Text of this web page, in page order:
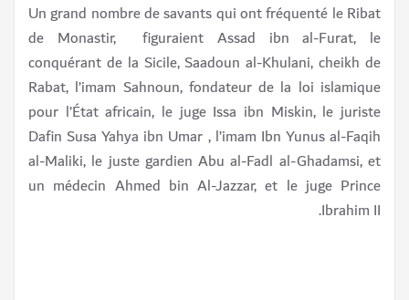
Un grand nombre de savants qui ont fréquenté le Ribat
de Monastir, figuraient Assad ibn al-Furat, le
conquérant de la Sicile, Saadoun al-Khulani, cheikh de
Rabat, l’imam Sahnoun, fondateur de la loi islamique
pour l’État africain, le juge Issa ibn Miskin, le juriste
Dafin Susa Yahya ibn Umar , l’imam Ibn Yunus al-Faqih
al-Maliki, le juste gardien Abu al-Fadl al-Ghadamsi, et
un médecin Ahmed bin Al-Jazzar, et le juge Prince
Ibrahim II.